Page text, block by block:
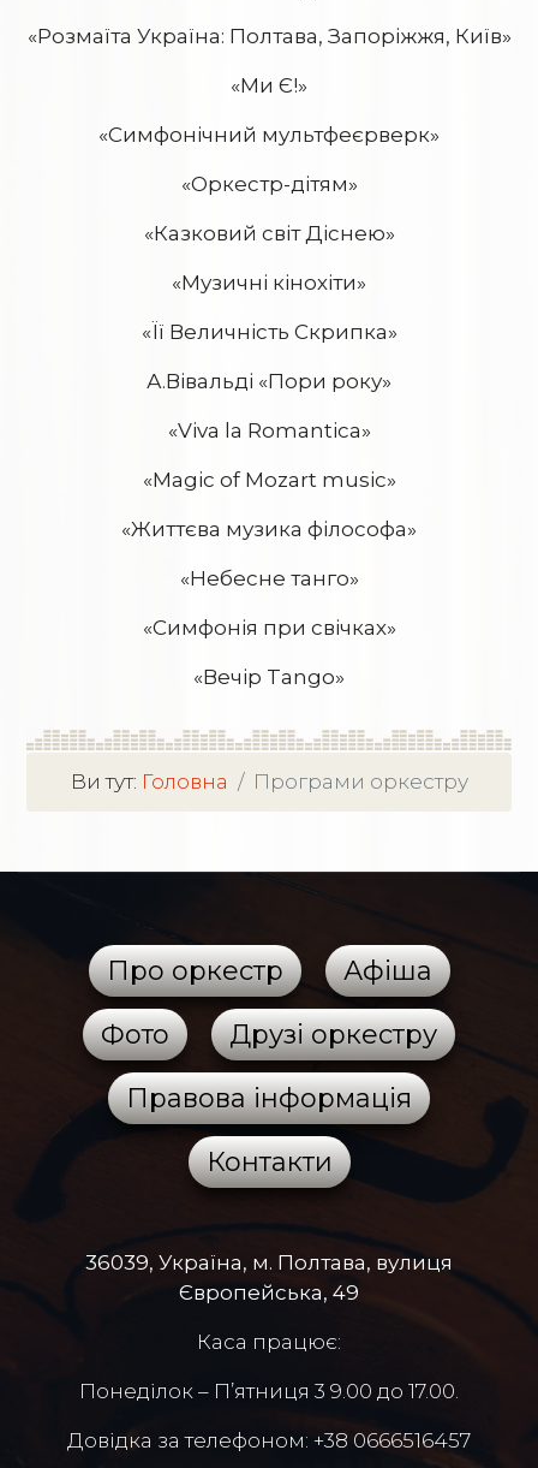
«Розмаїта Україна: Полтава, Запоріжжя, Київ»
«Ми Є!»
«Симфонічний мультфеєрверк»
«Оркестр-дітям»
«Казковий світ Діснею»
«Музичні кінохіти»
«Її Величність Скрипка»
А.Вівальді «Пори року»
«Viva la Romantiсa»
«Magic of Mozart music»
«Життєва музика філософа»
«Небесне танго»
«Симфонія при свічках»
«Вечір Tango»
Ви тут: Головна Програми оркестру
Про оркестр
Афіша
Фото
Друзі оркестру
Правова інформація
Контакти
36039, Україна, м. Полтава, вулиця
Європейська, 49
Каса працює:
Понеділок – П’ятниця 3 9.00 до 17.00.
Довідка за телефоном: +38 0666516457